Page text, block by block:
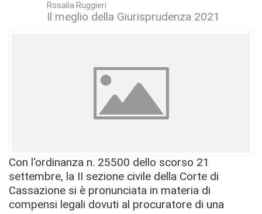
Rosalia Ruggieri
Il meglio della Giurisprudenza 2021
Con l'ordinanza n. 25500 dello scorso 21
settembre, la II sezione civile della Corte di
Cassazione si è pronunciata in materia di
compensi legali dovuti al procuratore di una